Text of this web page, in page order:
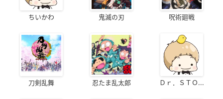
ちいかわ 鬼滅の刃 呪術廻戦
刀剣乱舞 忍たま乱太郎 Ｄｒ．ＳＴＯ...